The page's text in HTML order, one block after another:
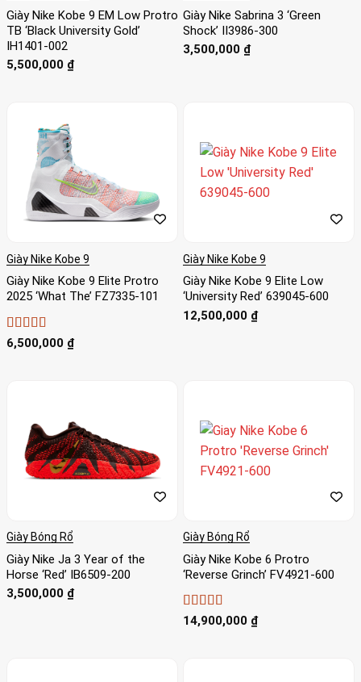
Giày Nike Kobe 9 EM Low Protro
TB ‘Black University Gold’
IH1401-002
5,500,000 ₫
Giày Nike Sabrina 3 ‘Green
Shock’ II3986-300
3,500,000 ₫
Giày Nike Kobe 9
Giày Nike Kobe 9 Elite Protro
2025 ‘What The’ FZ7335-101
Được xếp
6,500,000 ₫
Giày Nike Kobe 9
Giày Nike Kobe 9 Elite Low
‘University Red’ 639045-600
12,500,000 ₫
Giày Bóng Rổ
Giày Nike Ja 3 Year of the
Horse ‘Red’ IB6509-200
3,500,000 ₫
Giày Bóng Rổ
Giày Nike Kobe 6 Protro
‘Reverse Grinch’ FV4921-600
Được xếp
14,900,000 ₫